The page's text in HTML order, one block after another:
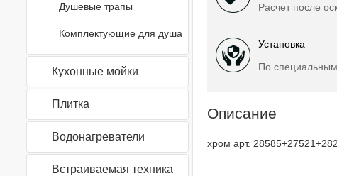
Душевые трапы
Комплектующие для душа
Кухонные мойки
Плитка
Водонагреватели
Встраиваемая техника
Расчет после
Установка
По
Описание
хром арт.